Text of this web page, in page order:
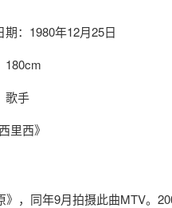
期：1980年12月25日
180cm
歌手
里西》
，同年9月拍摄此曲MTV。